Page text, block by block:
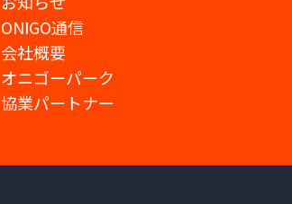
ONIGO通信
会社概要
オニゴーパーク
協業パートナー